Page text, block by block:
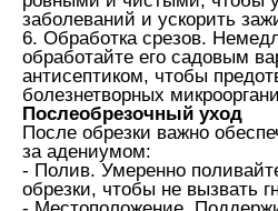
заболеваний и ускорить
6. Обработка срезов.
обработайте его садовым
антисептиком, чтобы
болезнетворных
Послеобрезочный уход
После обрезки важно
за адениумом:
- Полив. Умеренно
обрезки, чтобы не вызвать